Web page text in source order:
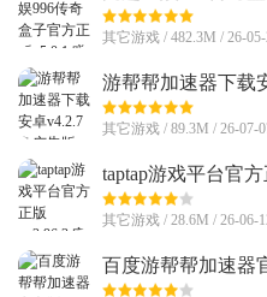
赚钱版
其它游戏 / 482.3M / 26-05-
游帮帮加速器下载
其它游戏 / 89.3M / 26-07-
taptap游戏平台官
最新版
其它游戏 / 28.6M / 26-06-
百度游帮帮加速器